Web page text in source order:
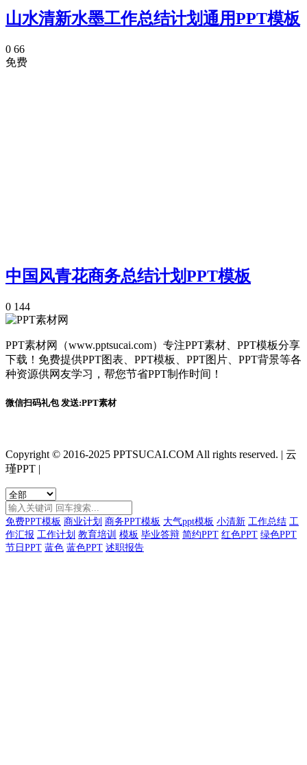
山水清新水墨工作总结计划通用PPT模板
0 66
免费
中国风青花商务总结计划PPT模板
0 144
PPT素材网（www.pptsucai.com）专注PPT素材、PPT模板分享
下载！免费提供PPT图表、PPT模板、PPT图片、PPT背景等各
种资源供网友学习，帮您节省PPT制作时间！
微信扫码礼包 发送:PPT素材
Copyright © 2016-2025 PPTSUCAI.COM All rights reserved. | 云
瑾PPT |
免费PPT模板 商业计划 商务PPT模板 大气ppt模板 小清新 工作总结 工
作汇报 工作计划 教育培训 模板 毕业答辩 简约PPT 红色PPT 绿色PPT
节日PPT 蓝色 蓝色PPT 述职报告